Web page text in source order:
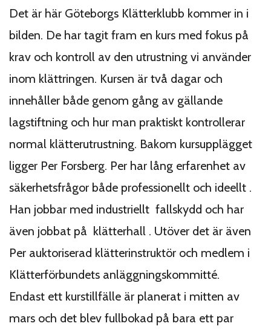
Det är här Göteborgs Klätterklubb kommer in i
bilden. De har tagit fram en kurs med fokus på
krav och kontroll av den utrustning vi använder
inom klättringen. Kursen är två dagar och
innehåller både genom gång av gällande
lagstiftning och hur man praktiskt kontrollerar
normal klätterutrustning. Bakom kursupplägget
ligger Per Forsberg. Per har lång erfarenhet av
säkerhetsfrågor både professionellt och ideellt .
Han jobbar med industriellt fallskydd och har
även jobbat på klätterhall . Utöver det är även
Per auktoriserad klätterinstruktör och medlem i
Klätterförbundets anläggningskommitté.
Endast ett kurstillfälle är planerat i mitten av
mars och det blev fullbokad på bara ett par